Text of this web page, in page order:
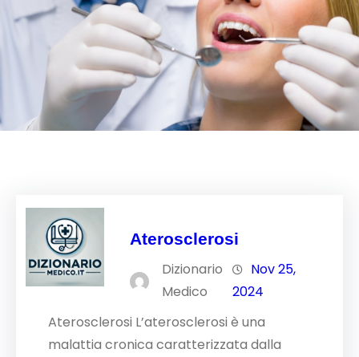
Aterosclerosi
Dizionario
Medico
Nov 25,
2024
Aterosclerosi L’aterosclerosi è una
malattia cronica caratterizzata dalla